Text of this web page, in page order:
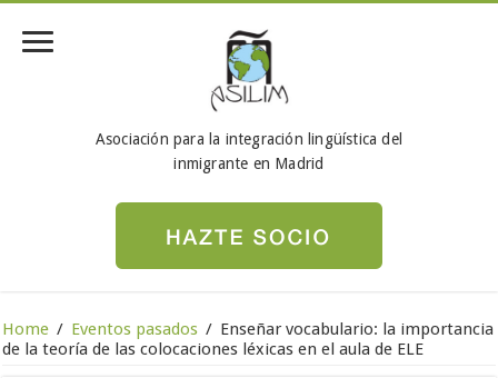
Asociación para la integración lingüística del
inmigrante en Madrid
Home / Eventos pasados / Enseñar vocabulario: la importancia
de la teoría de las colocaciones léxicas en el aula de ELE